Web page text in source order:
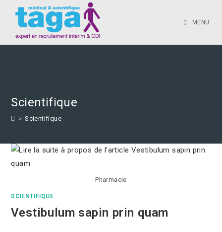
MENU
Scientifique
> Scientifique
Pharmacie
SCIENTIFIQUE
Vestibulum sapin prin quam